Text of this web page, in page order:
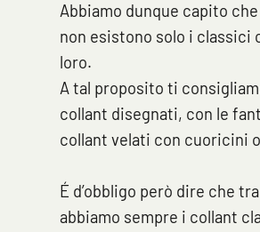
Abbiamo dunque capito
non esistono solo i classici
loro.
A tal proposito ti
collant disegnati, con le
collant velati con cuoricini
É d’obbligo però dire che
abbiamo sempre i collant